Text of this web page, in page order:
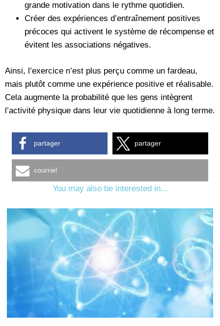
grande motivation dans le rythme quotidien.
Créer des expériences d’entraînement positives
précoces qui activent le système de récompense et
évitent les associations négatives.
Ainsi, l’exercice n’est plus perçu comme un fardeau,
mais plutôt comme une expérience positive et réalisable.
Cela augmente la probabilité que les gens intègrent
l’activité physique dans leur vie quotidienne à long terme.
partager partager
courriel
You may also be interested in...